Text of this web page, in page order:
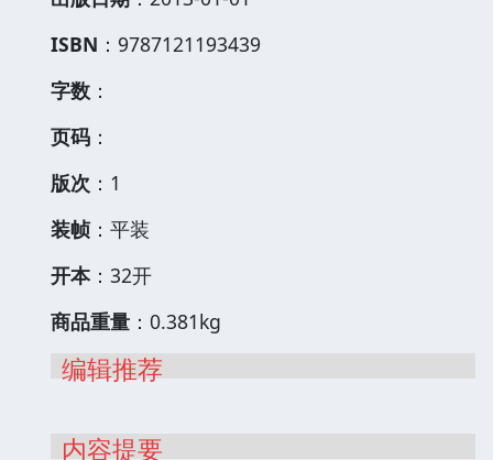
ISBN ：9787121193439
字数 ：
页码 ：
版次 ：1
装帧 ：平装
开本：32开
商品重量 ：0.381kg
编辑推荐
内容提要